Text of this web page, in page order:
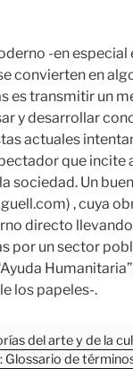
-en
convierten en
es transmitir un
y desarrollar
actuales
que incite
sociedad. Un
, cuya
directo
por un sector
los papeles-.
del arte y de la
Glossario de